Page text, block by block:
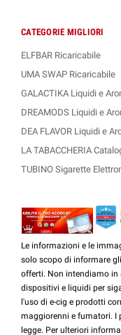
CATEGORIE MIGLIORI
ELFBAR Ricaricabile
UMA SWAP Ricaricabile
GALACTIKA Liquidi e
DREAMODS Liquidi e
DEA FLAVOR Liquidi e
LA TABACCHERIA
TUBINO Sigarette
Le informazioni e le
solo scopo di informare
offerti. Non intendiamo in
dispositivi e liquidi per
l'uso di e-cig e prodotti
maggiorenni e fumatori. I
legge. Per ulteriori